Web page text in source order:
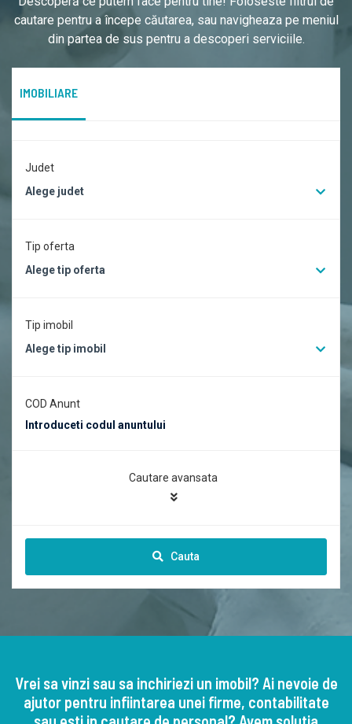
cautare pentru a începe căutarea, sau navigheaza pe meniul
din partea de sus pentru a descoperi serviciile.
IMOBILIARE
Judet
Alege judet
Tip oferta
Alege tip oferta
Tip imobil
Alege tip imobil
COD Anunt
Cautare avansata
Cauta
Vrei sa vinzi sau sa inchiriezi un imobil? Ai nevoie de
ajutor pentru infiintarea unei firme, contabilitate